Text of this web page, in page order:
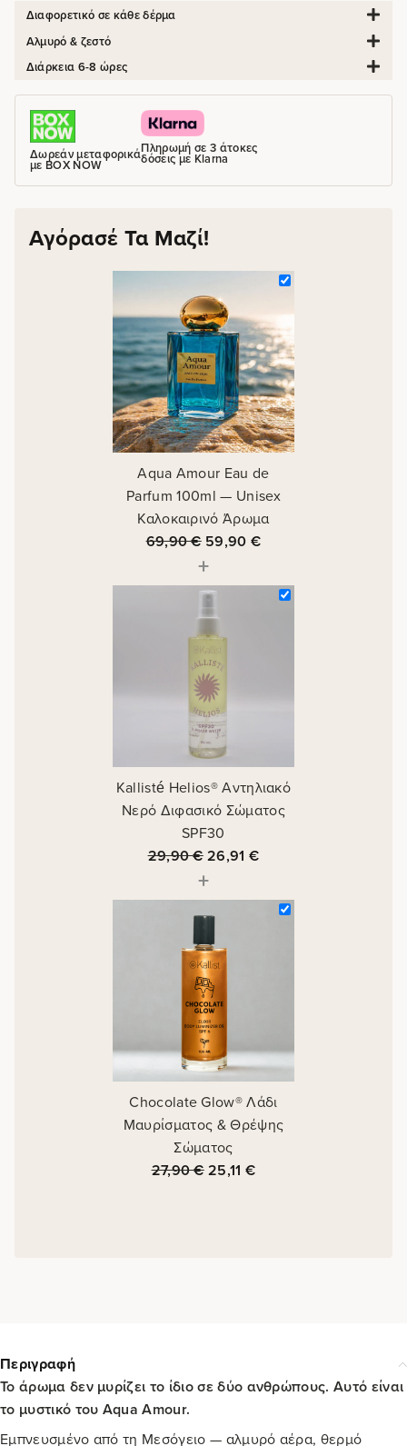
Διαφορετικό σε κάθε δέρμα
Αλμυρό & ζεστό
Διάρκεια 6-8 ώρες
Δωρεάν μεταφορικά
με BOX NOW
Πληρωμή σε 3 άτοκες
δόσεις με Klarna
Αγόρασέ Τα Μαζί!
Aqua Amour Eau de
Parfum 100ml — Unisex
Καλοκαιρινό Άρωμα
69,90€ 59,90€
+
Kallisté Helios® Αντηλιακό
Νερό Διφασικό Σώματος
SPF30
29,90€26,91€
+
Chocolate Glow® Λάδι
Μαυρίσματος & Θρέψης
Σώματος
27,90€25,11€
Περιγραφή
Το άρωμα δεν μυρίζει το ίδιο σε δύο ανθρώπους. Αυτό είναι
το μυστικό του Aqua Amour.
Εμπνευσμένο από τη Μεσόγειο — αλμυρό αέρα, θερμό